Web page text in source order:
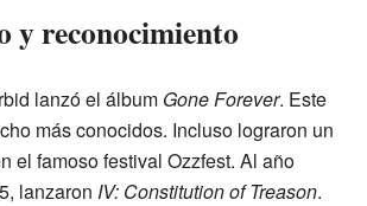
y reconocimiento
lanzó el álbum Gone Forever. Este
más conocidos. Incluso lograron un
el famoso festival Ozzfest. Al año
lanzaron IV: Constitution of Treason.